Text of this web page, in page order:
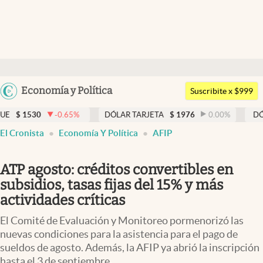
Argentina
Uruguay
Economía y Política
Members
Economía y Política
Finanzas y Mercados
Negocios
Columnistas
Otras secciones
Apertura
Suscribite x $999
-0.65% DÓLAR TARJETA $ 1976 0.00% DÓLAR MEP
El Cronista Economía Y Política AFIP
ATP agosto: créditos convertibles en
subsidios, tasas fijas del 15% y más
actividades críticas
El Comité de Evaluación y Monitoreo pormenorizó las
nuevas condiciones para la asistencia para el pago de
sueldos de agosto. Además, la AFIP ya abrió la inscripción